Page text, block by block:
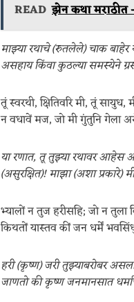
READ झेन कथा
माझ्या रथाचे (रुतलेले) चाक बाहेर
असहाय किंवा कुठल्या समस्येने
तूं स्वरथी, क्षितिवरि मी, तूं
न वधावें मज, जो मी गुंतुनि गेला
या रणात, तू तुझ्या रथावर आहेस
(असुरक्षित)! माझा (अशा
भ्यालों न तुज हरीसहि; जो न
किथतों यास्तव कीं जन धर्में
हरी (कृष्ण) जरी तुझ्याबरोबर
जाणतो की कृष्ण जनमानसात